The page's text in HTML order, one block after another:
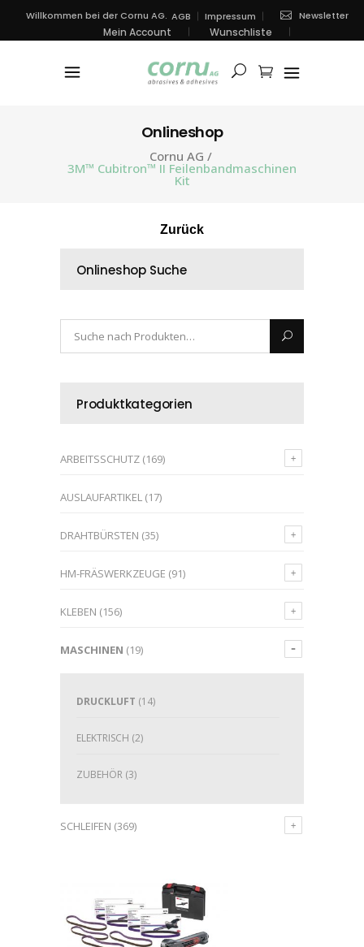
Willkommen bei der Cornu AG. AGB Impressum Newsletter
Mein Account Wunschliste
Onlineshop
Cornu AG /
3M™ Cubitron™ II Feilenbandmaschinen
Kit
Zurück
Onlineshop Suche
Produktkategorien
ARBEITSSCHUTZ (169)
AUSLAUFARTIKEL (17)
DRAHTBÜRSTEN (35)
HM-FRÄSWERKZEUGE (91)
KLEBEN (156)
MASCHINEN (19)
DRUCKLUFT (14)
ELEKTRISCH (2)
ZUBEHÖR (3)
SCHLEIFEN (369)